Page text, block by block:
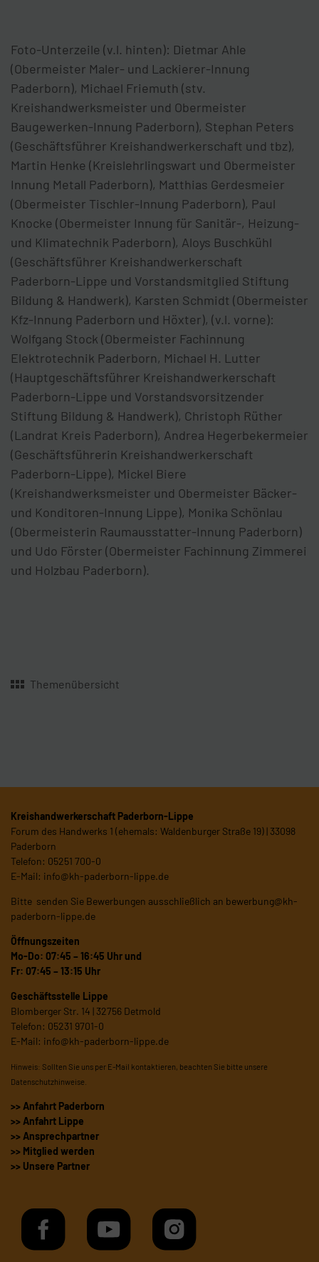
Foto-Unterzeile (v.l. hinten): Dietmar Ahle
(Obermeister Maler- und Lackierer-Innung
Paderborn), Michael Friemuth (stv.
Kreishandwerksmeister und Obermeister
Baugewerken-Innung Paderborn), Stephan Peters
(Geschäftsführer Kreishandwerkerschaft und tbz),
Martin Henke (Kreislehrlingswart und Obermeister
Innung Metall Paderborn), Matthias Gerdesmeier
(Obermeister Tischler-Innung Paderborn), Paul
Knocke (Obermeister Innung für Sanitär-, Heizung-
und Klimatechnik Paderborn), Aloys Buschkühl
(Geschäftsführer Kreishandwerkerschaft
Paderborn-Lippe und Vorstandsmitglied Stiftung
Bildung & Handwerk), Karsten Schmidt (Obermeister
Kfz-Innung Paderborn und Höxter), (v.l. vorne):
Wolfgang Stock (Obermeister Fachinnung
Elektrotechnik Paderborn, Michael H. Lutter
(Hauptgeschäftsführer Kreishandwerkerschaft
Paderborn-Lippe und Vorstandsvorsitzender
Stiftung Bildung & Handwerk), Christoph Rüther
(Landrat Kreis Paderborn), Andrea Hegerbekermeier
(Geschäftsführerin Kreishandwerkerschaft
Paderborn-Lippe), Mickel Biere
(Kreishandwerksmeister und Obermeister Bäcker-
und Konditoren-Innung Lippe), Monika Schönlau
(Obermeisterin Raumausstatter-Innung Paderborn)
und Udo Förster (Obermeister Fachinnung Zimmerei
und Holzbau Paderborn).
Themenübersicht
Kreishandwerkerschaft Paderborn-Lippe
Forum des Handwerks 1 (ehemals: Waldenburger Straße 19) | 33098
Paderborn
Telefon: 05251 700-0
E-Mail: info@kh-paderborn-lippe.de
Bitte senden Sie Bewerbungen ausschließlich an bewerbung@kh-
paderborn-lippe.de
Öffnungszeiten
Mo-Do: 07:45 – 16:45 Uhr und
Fr: 07:45 – 13:15 Uhr
Geschäftsstelle Lippe
Blomberger Str. 14 | 32756 Detmold
Telefon: 05231 9701-0
E-Mail: info@kh-paderborn-lippe.de
Hinweis: Sollten Sie uns per E-Mail kontaktieren, beachten Sie bitte unsere
Datenschutzhinweise
>> Anfahrt Paderborn
>> Anfahrt Lippe
>> Ansprechpartner
>> Mitglied werden
>> Unsere Partner